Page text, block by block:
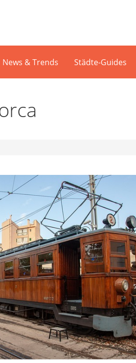
News & Trends Städte-Guides